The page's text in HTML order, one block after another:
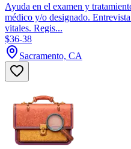
Ayuda en el examen y
médico y/o designado.
vitales. Regis...
$36-38
Sacramento, CA